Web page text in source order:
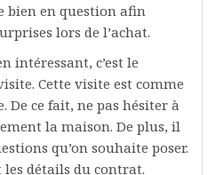
bien en question afin
lors de l’achat.
intéressant, c’est le
Cette visite est comme
De ce fait, ne pas hésiter à
la maison. De plus, il
qu’on souhaite poser.
détails du contrat.